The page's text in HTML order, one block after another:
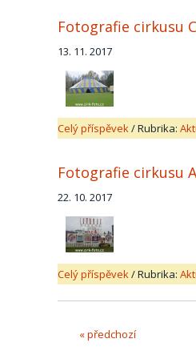
Fotografie cirkusu
13. 11. 2017
Celý příspěvek/Rubrika:
Fotografie cirkusu
22. 10. 2017
Celý příspěvek/Rubrika:
« předchozí